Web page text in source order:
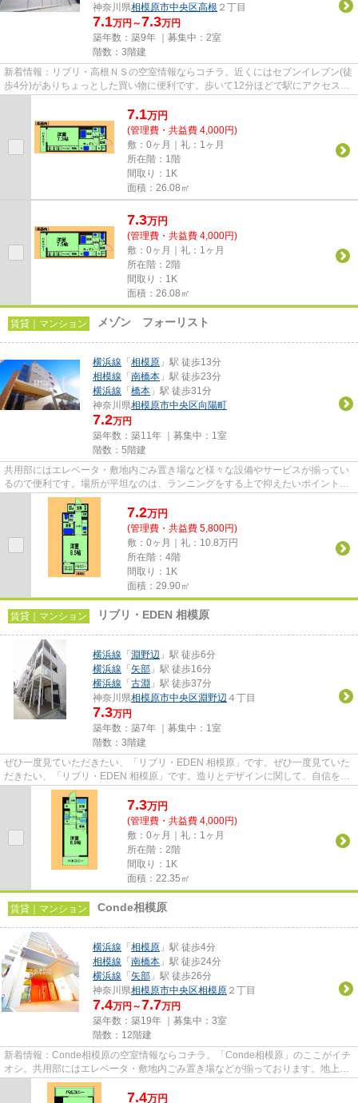
神奈川県相模原市中央区高根 ２丁目
7.1万円～7.3万円
築年数：築9年 ｜募集中： 2室
階数：3階建
新着情報：リブリ・高根ＮＳの空室情報ならコチラ。近くにはセブンイレブン(徒
歩4分)がありちょっとした買い物に便利です。歩いて12分ほどで駅にアクセスで
7.1万円
(管理費・共益費 4,000円)
敷：0ヶ月｜礼：1ヶ月
所在階：1階
間取り：1K
面積：26.08㎡
7.3万円
(管理費・共益費 4,000円)
敷：0ヶ月｜礼：1ヶ月
所在階：2階
間取り：1K
面積：26.08㎡
賃貸｜マンション メゾン フォーリスト
横浜線 「 相模原 」駅 徒歩13分
相模線 「 南橋本 」駅 徒歩23分
横浜線 「 橋本 」駅 徒歩31分
神奈川県相模原市中央区向陽町
7.2万円
築年数：築11年 ｜募集中： 1室
階数：5階建
共用部にはエレベータ・敷地内ごみ置き場など様々な設備やサービスが揃ってい
るので便利です。場所が平坦なのは、ランニングをする上で抑えたいポイントで
すね。周辺に2駅あるので電車...
7.2万円
(管理費・共益費 5,800円)
敷：0ヶ月｜礼：10.8万円
所在階：4階
間取り：1K
面積：29.90㎡
賃貸｜マンション リブリ・EDEN 相模原
横浜線 「 淵野辺 」駅 徒歩6分
横浜線 「 矢部 」駅 徒歩16分
横浜線 「 古淵 」駅 徒歩37分
神奈川県相模原市中央区淵野辺 ４丁目
7.3万円
築年数：築7年 ｜募集中： 1室
階数：3階建
ぜひ一度見ていただきたい、「リブリ・EDEN 相模原」です。ぜひ一度見ていた
だきたい、「リブリ・EDEN 相模原」です。造りとデザインに関して、自信をも
って情報を提供できるマンショ...
7.3万円
(管理費・共益費 4,000円)
敷：0ヶ月｜礼：1ヶ月
所在階：2階
間取り：1K
面積：22.35㎡
賃貸｜マンション Conde相模原
横浜線 「 相模原 」駅 徒歩4分
相模線 「 南橋本 」駅 徒歩24分
横浜線 「 矢部 」駅 徒歩26分
神奈川県相模原市中央区相模原 ２丁目
7.4万円～7.7万円
築年数：築19年 ｜募集中： 3室
階数：12階建
新着情報：Conde相模原の空室情報ならコチラ。「Conde相模原」のここがイチ
オシ。共用部にはエレベータ・敷地内ごみ置き場などが揃っております。地上12
階建ての物件。2駅利用できる物...
7.4万円